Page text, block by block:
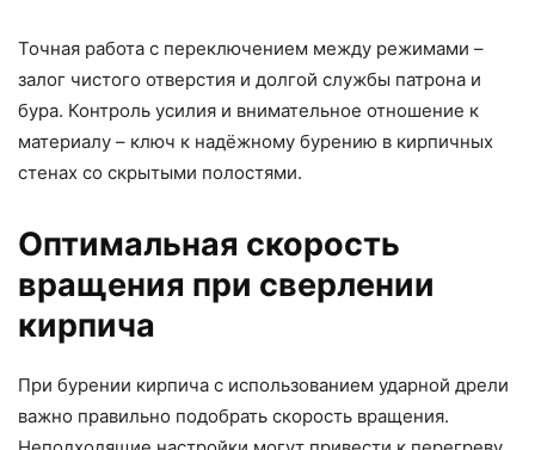
Точная работа с переключением между режимами –
залог чистого отверстия и долгой службы патрона и
бура. Контроль усилия и внимательное отношение к
материалу – ключ к надёжному бурению в кирпичных
стенах со скрытыми полостями.
Оптимальная скорость
вращения при сверлении
кирпича
При бурении кирпича с использованием ударной дрели
важно правильно подобрать скорость вращения.